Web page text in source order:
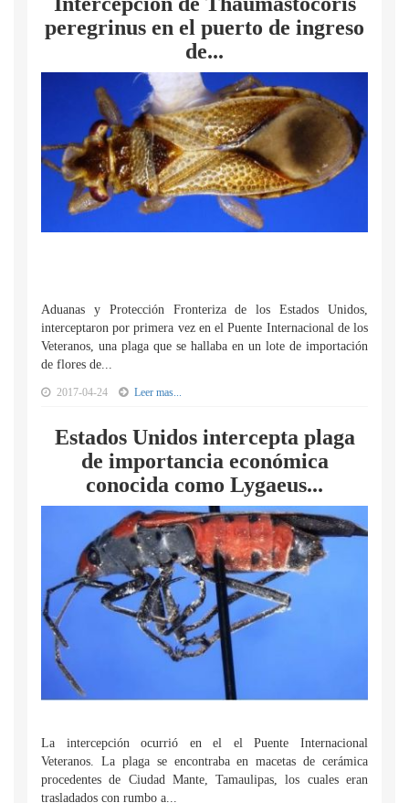
peregrinus en el puerto de ingreso
de...
Aduanas y Protección Fronteriza de los Estados Unidos,
interceptaron por primera vez en el Puente Internacional de los
Veteranos, una plaga que se hallaba en un lote de importación
de flores de...
2017-04-24 Leer mas...
Estados Unidos intercepta plaga
de importancia económica
conocida como Lygaeus...
La intercepción ocurrió en el el Puente Internacional
Veteranos. La plaga se encontraba en macetas de cerámica
procedentes de Ciudad Mante, Tamaulipas, los cuales eran
trasladados con rumbo a...